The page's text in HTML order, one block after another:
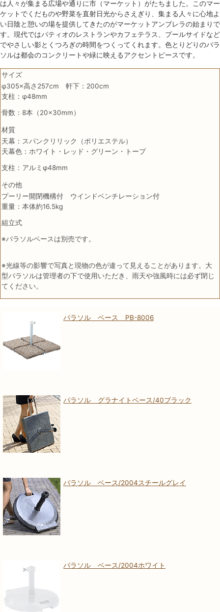
は人々が集まる広場や通りに市（マーケット）がたちました。このマー
ケットでくだものや野菜を直射日光からさえぎり、集まる人々に心地よ
い日陰と憩いの場を提供してきたのがマーケットアンブレラの始まりで
す。現代ではパティオのレストランやカフェテラス、プールサイドなど
でやさしい影とくつろぎの時間をつくってくれます。色とりどりのパラ
ソルは都会のコンクリートや緑に映えるアクセントピースです。
サイズ
φ305×高さ257cm 軒下：200cm
支柱：φ48mm
骨数：8本（20×30mm）
材質
天幕：スパンクリリック（ポリエステル）
天幕色：ホワイト・レッド・グリーン・トープ
支柱：アルミφ48mm
その他
プーリー開閉機構付 ウインドベンチレーション付
重量：本体約16.5kg
組立式
※パラソルベースは別売です。
※光線等の影響で写真と現物の色が違って見えることがあります。大
型パラソルは管理者の下で使用いただき、雨天や強風時には必ず閉じ
てください。
パラソル ベース PB-8006
パラソル グラナイトベース/40ブラック
パラソル ベース/2004スチールグレイ
パラソル ベース/2004ホワイト